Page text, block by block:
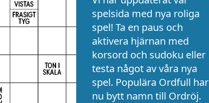
spelsida med nya roliga
spel! Ta en paus och
aktivera hjärnan med
korsord och sudoku eller
testa något av våra nya
spel. Populära Ordfull har
nu bytt namn till Ordröj.